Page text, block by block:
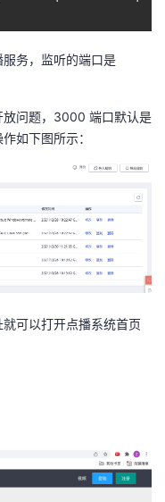
务，监听的端口是
放问题，3000 端口默认是
如下图所示：
可以打开点播系统首页